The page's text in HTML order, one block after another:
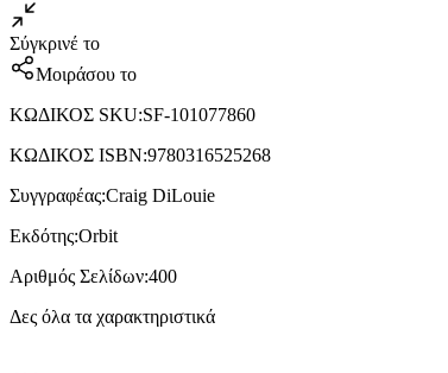
Σύγκρινέ το
Μοιράσου το
ΚΩΔΙΚΟΣ SKU:SF-101077860
ΚΩΔΙΚΟΣ ISBN:9780316525268
Συγγραφέας:Craig DiLouie
Εκδότης:Orbit
Αριθμός Σελίδων:400
Δες όλα τα χαρακτηριστικά